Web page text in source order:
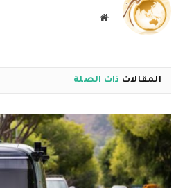
موقع
المقالات ذات الصلة